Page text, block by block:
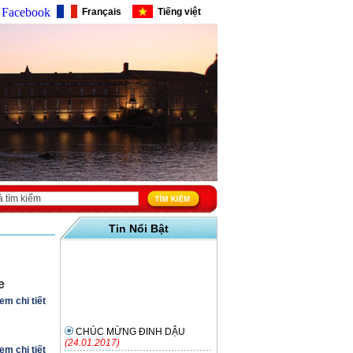
Facebook Français Tiếng việt
chi tiết
chi tiết
Tin Nổi Bật
CHÚC MỪNG ĐINH DẬU
(24.01.2017)